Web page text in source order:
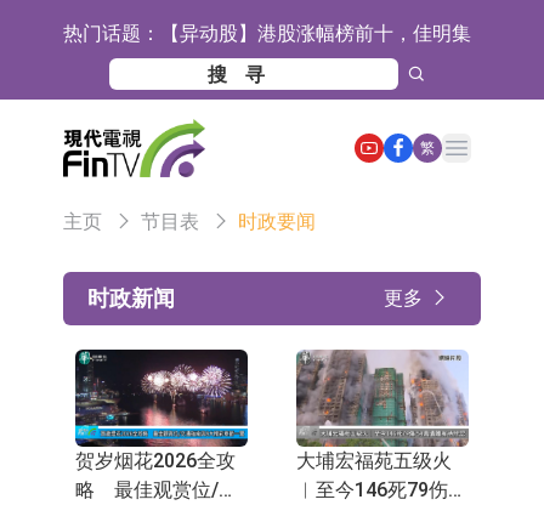
热门话题： 【异动股】港股涨幅榜前十，佳明集
团控股(01271.HK)涨+78.22%，拿森
科技(02261.HK)涨+64.11%
斯迪克：公司为国内折叠屏核心功能
材料供应商
恒瑞医药：公司已在中国获批上市26
款1类创新药、6款2类新药
聚辰股份：公司VPD芯片已顺利通过
目标客户的测试认证
上期所：7月份对11个实际控制关系
账户组采取限制开仓的监管措施
特发服务：成功中标哔哩哔哩上海滨
江总部物业服务项目
亚太股份：公司是零跑汽车和
Stellantis集团的供应商
理工雷科面向边缘AI场景推出"山
海"系列智算模组 系列产品基于国产
CPU与GPU构建
【异动股】医疗研发外包板块拉升，
博腾股份(300363.CN)涨20.02%
日韩股市收盘双双下跌
繁
Open main menu
主页 节目表 时政要闻
时政新闻 更多
贺岁烟花2026全攻
略 最佳观赏位/交
大埔宏福苑五级火
︱至今146死79伤